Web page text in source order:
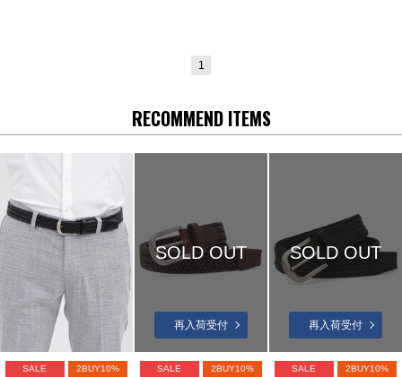
1
RECOMMEND ITEMS
SALE
2BUY10%
SOLD OUT
再入荷受付
SALE 2BUY10%
SOLD OUT
再入荷受付
SALE 2BUY10%